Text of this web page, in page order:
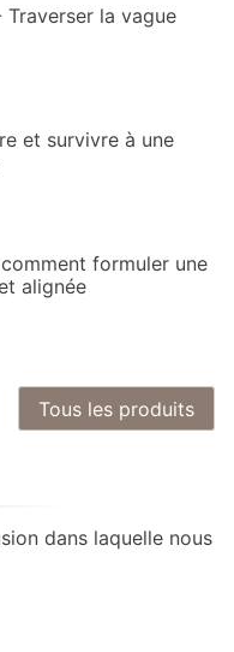
Traverser la vague
et survivre à une
formuler une
alignée
Tous les produits
dans laquelle nous